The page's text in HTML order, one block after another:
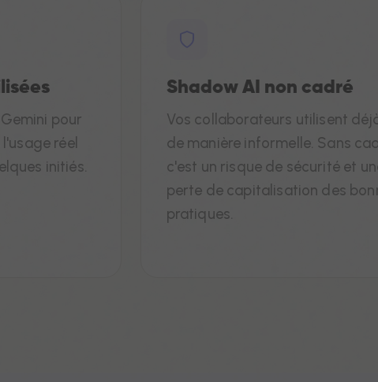
pour
réel
initiés.
Shadow AI non cadré
Vos collaborateurs utilisent
de manière informelle. Sans
c'est un risque de sécurité et
perte de capitalisation des
pratiques.